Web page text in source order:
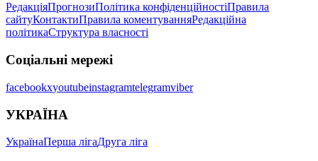
РедакціяПрогнозиПолітика конфіденційностіПравила
сайтуКонтактиПравила коментуванняРедакційна
політикаСтруктура власності
Соціальні мережі
facebookxyoutubeinstagramtelegramviber
УКРАЇНА
УкраїнаПерша лігаДруга ліга